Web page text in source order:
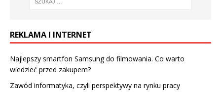
REKLAMA I INTERNET
Najlepszy smartfon Samsung do filmowania. Co warto
wiedzieć przed zakupem?
Zawód informatyka, czyli perspektywy na rynku pracy